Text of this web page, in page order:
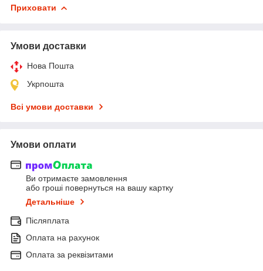
Приховати
Умови доставки
Нова Пошта
Укрпошта
Всі умови доставки
Умови оплати
Ви отримаєте замовлення
або гроші повернуться на вашу картку
Детальніше
Післяплата
Оплата на рахунок
Оплата за реквізитами